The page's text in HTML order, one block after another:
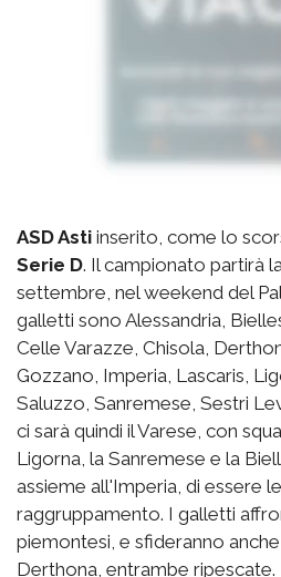
ASD Asti inserito, come lo
Serie D. Il campionato partirà
settembre, nel weekend del
galletti sono Alessandria,
Celle Varazze, Chisola,
Gozzano, Imperia, Lascaris,
Saluzzo, Sanremese, Sestri
ci sarà quindi il Varese, con
Ligorna, la Sanremese e la
assieme all'Imperia, di essere
raggruppamento. I galletti
piemontesi, e sfideranno anche
Derthona, entrambe ripescate.